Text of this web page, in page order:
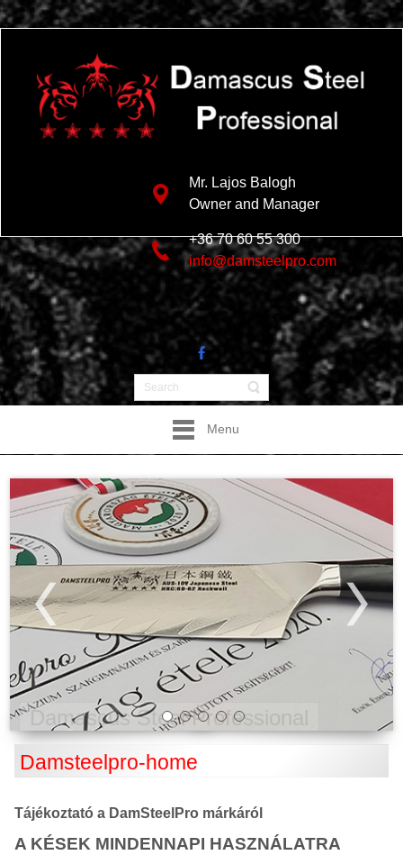
Mr. Lajos Balogh
Owner and Manager
+36 70 60 55 300
info@damsteelpro.com
Menu
Damascus Steel Professional
Damsteelpro-home
Tájékoztató a DamSteelPro márkáról
A KÉSEK MINDENNAPI HASZNÁLATRA